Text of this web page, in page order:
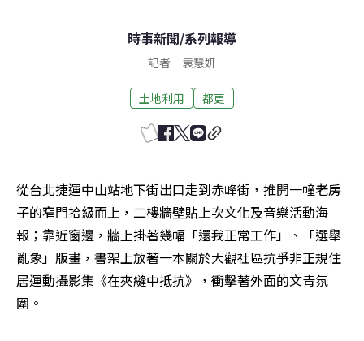
時事新聞/系列報導
記者—袁慧妍
土地利用 都更
從台北捷運中山站地下街出口走到赤峰街，推開一幢老房
子的窄門拾級而上，二樓牆壁貼上次文化及音樂活動海
報；靠近窗邊，牆上掛著幾幅「還我正常工作」、「選舉
亂象」版畫，書架上放著一本關於大觀社區抗爭非正規住
居運動攝影集《在夾縫中抵抗》，衝擊著外面的文青氛
圍。